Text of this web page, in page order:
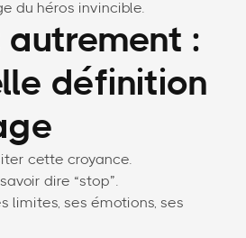
du héros invincible.
autrement :
définition
cette croyance.
dire “stop”.
limites, ses émotions, ses